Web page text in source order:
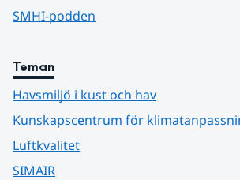
SMHI-podden
Teman
Havsmiljö i kust och hav
Kunskapscentrum för
Luftkvalitet
SIMAIR